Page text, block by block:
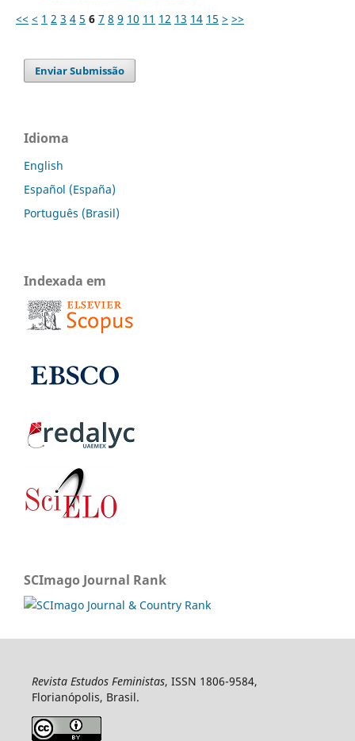
<< < 1 2 3 4 5 6 7 8 9 10 11 12 13 14 15 > >>
Enviar Submissão
Idioma
English
Español (España)
Português (Brasil)
Indexada em
SCImago Journal Rank
Revista Estudos Feministas, ISSN 1806-9584,
Florianópolis, Brasil.